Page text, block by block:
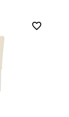
favorite_border